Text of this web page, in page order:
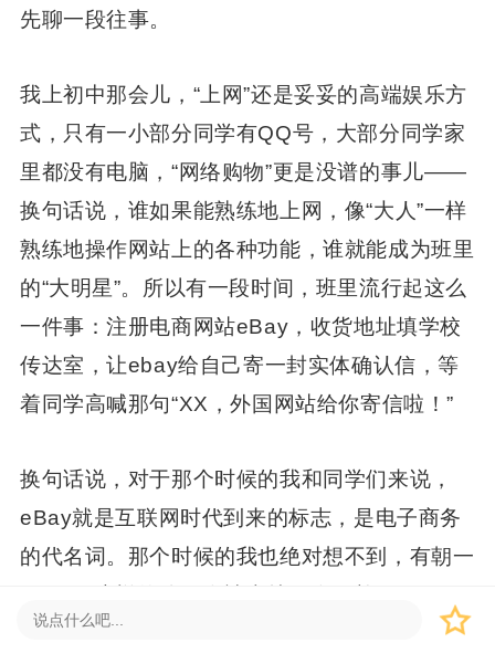
先聊一段往事。
我上初中那会儿，“上网”还是妥妥的高端娱乐方
式，只有一小部分同学有QQ号，大部分同学家
里都没有电脑，“网络购物”更是没谱的事儿——
换句话说，谁如果能熟练地上网，像“大人”一样
熟练地操作网站上的各种功能，谁就能成为班里
的“大明星”。所以有一段时间，班里流行起这么
一件事：注册电商网站eBay，收货地址填学校
传达室，让ebay给自己寄一封实体确认信，等
着同学高喊那句“XX，外国网站给你寄信啦！”
换句话说，对于那个时候的我和同学们来说，
eBay就是互联网时代到来的标志，是电子商务
的代名词。那个时候的我也绝对想不到，有朝一